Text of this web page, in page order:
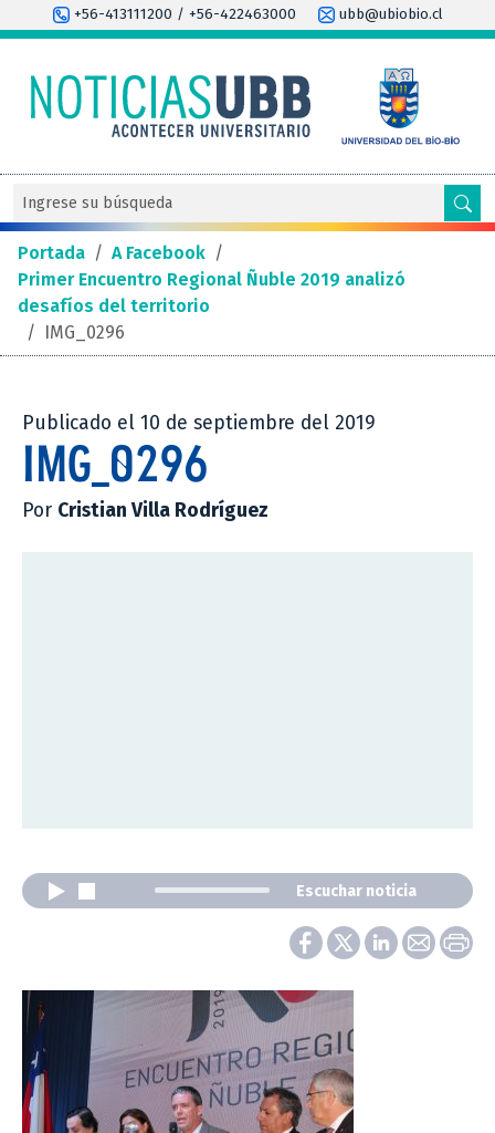
+56-413111200 / +56-422463000 ubb@ubiobio.cl
Portada / A Facebook /
Primer Encuentro Regional Ñuble 2019 analizó
desafíos del territorio
/ IMG_0296
Publicado el 10 de septiembre del 2019
IMG_0296
Por Cristian Villa Rodríguez
Escuchar noticia